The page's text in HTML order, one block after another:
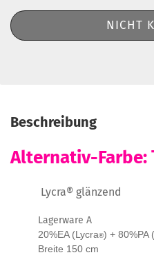
Beschreibung
Alternativ-Farbe:
Lycra® glänzend
Lagerware A
20%EA (Lycra®) + 80%PA
Breite 150 cm